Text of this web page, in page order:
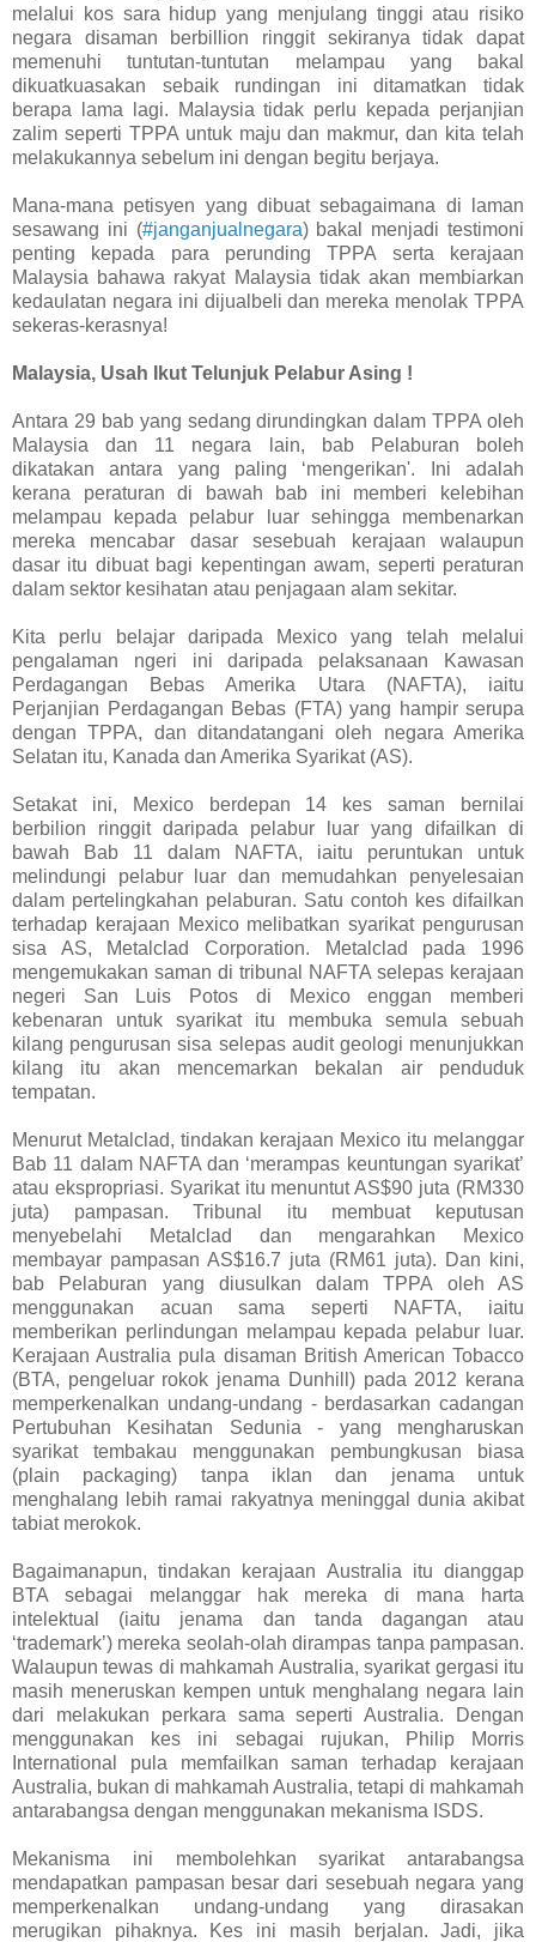
melalui kos sara hidup yang menjulang tinggi atau risiko
negara disaman berbillion ringgit sekiranya tidak dapat
memenuhi tuntutan-tuntutan melampau yang bakal
dikuatkuasakan sebaik rundingan ini ditamatkan tidak
berapa lama lagi. Malaysia tidak perlu kepada perjanjian
zalim seperti TPPA untuk maju dan makmur, dan kita telah
melakukannya sebelum ini dengan begitu berjaya.
Mana-mana petisyen yang dibuat sebagaimana di laman
sesawang ini (#janganjualnegara) bakal menjadi testimoni
penting kepada para perunding TPPA serta kerajaan
Malaysia bahawa rakyat Malaysia tidak akan membiarkan
kedaulatan negara ini dijualbeli dan mereka menolak TPPA
sekeras-kerasnya!
Malaysia, Usah Ikut Telunjuk Pelabur Asing !
Antara 29 bab yang sedang dirundingkan dalam TPPA oleh
Malaysia dan 11 negara lain, bab Pelaburan boleh
dikatakan antara yang paling ‘mengerikan'. Ini adalah
kerana peraturan di bawah bab ini memberi kelebihan
melampau kepada pelabur luar sehingga membenarkan
mereka mencabar dasar sesebuah kerajaan walaupun
dasar itu dibuat bagi kepentingan awam, seperti peraturan
dalam sektor kesihatan atau penjagaan alam sekitar.
Kita perlu belajar daripada Mexico yang telah melalui
pengalaman ngeri ini daripada pelaksanaan Kawasan
Perdagangan Bebas Amerika Utara (NAFTA), iaitu
Perjanjian Perdagangan Bebas (FTA) yang hampir serupa
dengan TPPA, dan ditandatangani oleh negara Amerika
Selatan itu, Kanada dan Amerika Syarikat (AS).
Setakat ini, Mexico berdepan 14 kes saman bernilai
berbilion ringgit daripada pelabur luar yang difailkan di
bawah Bab 11 dalam NAFTA, iaitu peruntukan untuk
melindungi pelabur luar dan memudahkan penyelesaian
dalam pertelingkahan pelaburan. Satu contoh kes difailkan
terhadap kerajaan Mexico melibatkan syarikat pengurusan
sisa AS, Metalclad Corporation. Metalclad pada 1996
mengemukakan saman di tribunal NAFTA selepas kerajaan
negeri San Luis Potos di Mexico enggan memberi
kebenaran untuk syarikat itu membuka semula sebuah
kilang pengurusan sisa selepas audit geologi menunjukkan
kilang itu akan mencemarkan bekalan air penduduk
tempatan.
Menurut Metalclad, tindakan kerajaan Mexico itu melanggar
Bab 11 dalam NAFTA dan ‘merampas keuntungan syarikat’
atau ekspropriasi. Syarikat itu menuntut AS$90 juta (RM330
juta) pampasan. Tribunal itu membuat keputusan
menyebelahi Metalclad dan mengarahkan Mexico
membayar pampasan AS$16.7 juta (RM61 juta). Dan kini,
bab Pelaburan yang diusulkan dalam TPPA oleh AS
menggunakan acuan sama seperti NAFTA, iaitu
memberikan perlindungan melampau kepada pelabur luar.
Kerajaan Australia pula disaman British American Tobacco
(BTA, pengeluar rokok jenama Dunhill) pada 2012 kerana
memperkenalkan undang-undang - berdasarkan cadangan
Pertubuhan Kesihatan Sedunia - yang mengharuskan
syarikat tembakau menggunakan pembungkusan biasa
(plain packaging) tanpa iklan dan jenama untuk
menghalang lebih ramai rakyatnya meninggal dunia akibat
tabiat merokok.
Bagaimanapun, tindakan kerajaan Australia itu dianggap
BTA sebagai melanggar hak mereka di mana harta
intelektual (iaitu jenama dan tanda dagangan atau
‘trademark’) mereka seolah-olah dirampas tanpa pampasan.
Walaupun tewas di mahkamah Australia, syarikat gergasi itu
masih meneruskan kempen untuk menghalang negara lain
dari melakukan perkara sama seperti Australia. Dengan
menggunakan kes ini sebagai rujukan, Philip Morris
International pula memfailkan saman terhadap kerajaan
Australia, bukan di mahkamah Australia, tetapi di mahkamah
antarabangsa dengan menggunakan mekanisma ISDS.
Mekanisma ini membolehkan syarikat antarabangsa
mendapatkan pampasan besar dari sesebuah negara yang
memperkenalkan undang-undang yang dirasakan
merugikan pihaknya. Kes ini masih berjalan. Jadi, jika